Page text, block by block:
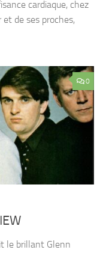
cardiaque, chez
de ses proches,
0
le brillant Glenn